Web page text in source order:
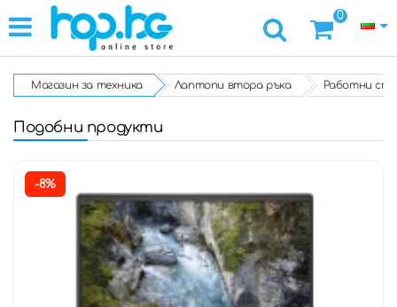
0
Магазин за техника Лаптопи втора ръка Работни
Подобни продукти
-8%